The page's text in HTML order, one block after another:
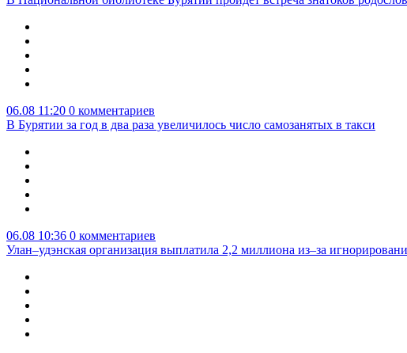
06.08 11:20 0 комментариев
В Бурятии за год в два раза увеличилось число самозанятых в такси
06.08 10:36 0 комментариев
Улан–удэнская организация выплатила 2,2 миллиона из–за